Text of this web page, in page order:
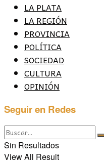
LA PLATA
LA REGIÓN
PROVINCIA
POLÍTICA
SOCIEDAD
CULTURA
OPINIÓN
Seguir en Redes
Sin Resultados
View All Result